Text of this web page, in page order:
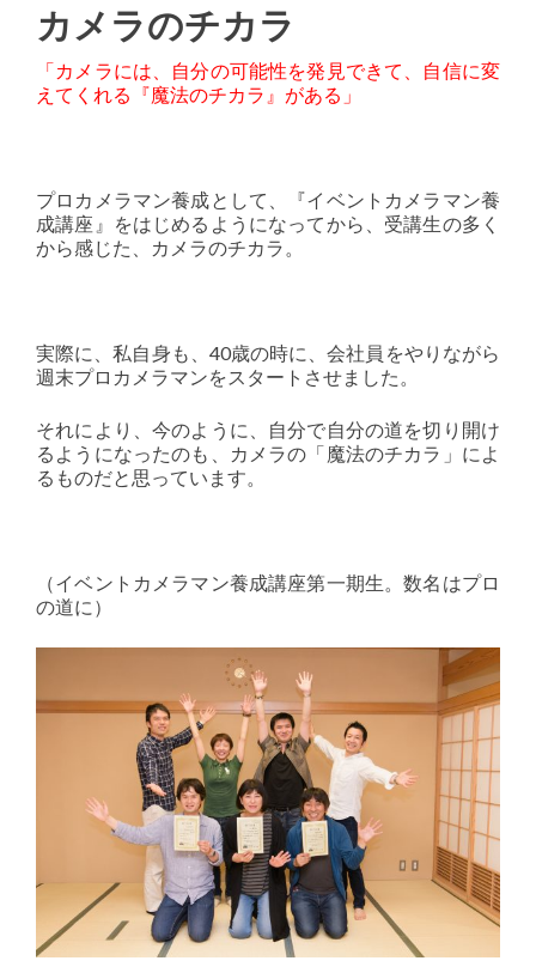
カメラのチカラ
「カメラには、自分の可能性を発見できて、自信に変
えてくれる『魔法のチカラ』がある」
プロカメラマン養成として、『イベントカメラマン養
成講座』をはじめるようになってから、受講生の多く
から感じた、カメラのチカラ。
実際に、私自身も、40歳の時に、会社員をやりながら
週末プロカメラマンをスタートさせました。
それにより、今のように、自分で自分の道を切り開け
るようになったのも、カメラの「魔法のチカラ」によ
るものだと思っています。
（イベントカメラマン養成講座第一期生。数名はプロ
の道に）